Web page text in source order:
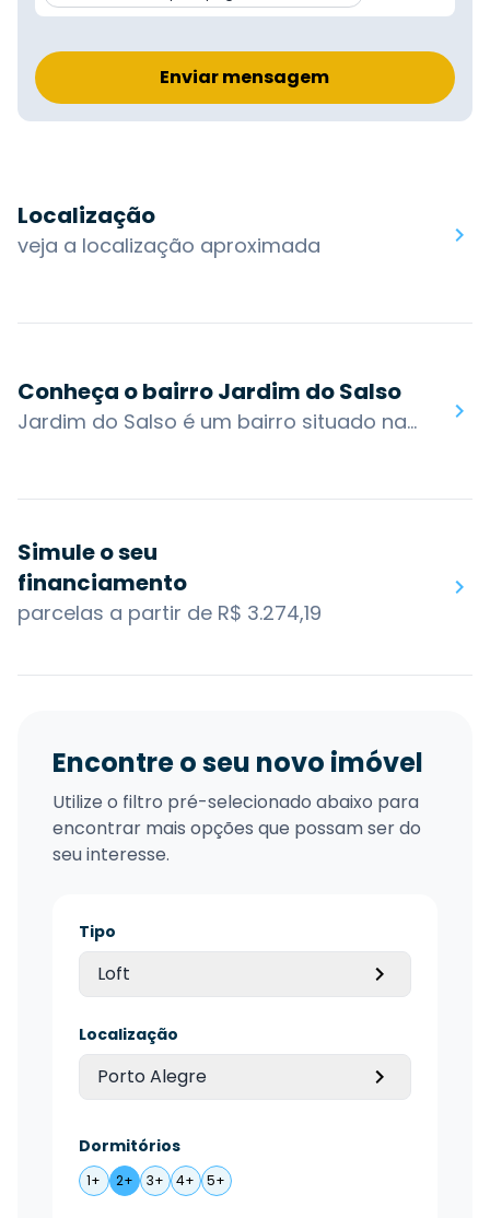
Enviar mensagem
Localização
veja a localização aproximada
Conheça o bairro Jardim do Salso
Jardim do Salso é um bairro situado na zona leste de Porto Alegre. É relativamente novo, tendo cerca de 30 anos de ocupação efetiva, sendo basicamente um bairro residencial, com regiões de densidade variada. O bairro possui ruas totalmente ou parcialmente asfaltadas, assim como alguns estabelecimentos comerciais de porte pequeno e médio.O bairro possui três grandes parques com opções de lazer para crianças, adolescentes e adultos e de bancos para sentar e tomar o típico chimarrão.O bairro possui acesso por algumas das principais vias da cidade: Av. Ipiranga, R. Professor Cristiano Fischer, R. Palestina, R. São Benedito e R. Professor Abílio Azambuja. Os bairros nos arredores são: Jardim Carvalho, Jardim Sabará, Morro Santana, Três Figueiras e Vila Jardim.Você encontra no bairro Jardim do Salso: Departamento Estadual de Investigações Criminais, AACD Porto Alegre, Praça Rosa de Luxemburgo.
Simule o seu
financiamento
parcelas a partir de R$ 3.274,19
Encontre o seu novo imóvel
Utilize o filtro pré-selecionado abaixo para
encontrar mais opções que possam ser do
seu interesse.
Tipo
Loft
Localização
Porto Alegre
Dormitórios
1+ 2+ 3+ 4+ 5+